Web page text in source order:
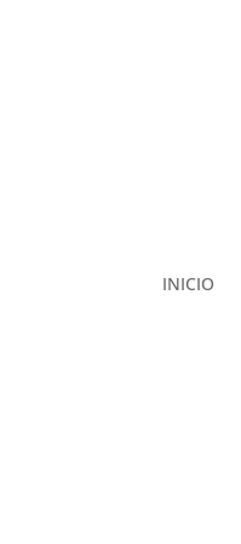
INICIO